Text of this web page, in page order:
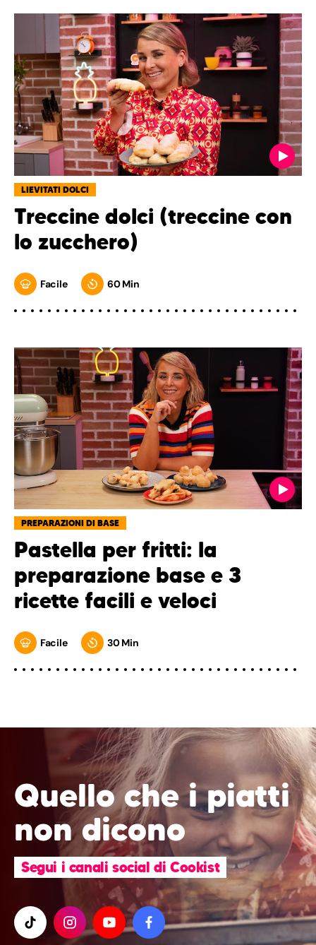
LIEVITATI DOLCI
Treccine dolci (treccine con
lo zucchero)
Facile 60 Min
PREPARAZIONI DI BASE
Pastella per fritti: la
preparazione base e 3
ricette facili e veloci
Facile 30 Min
Quello che i piatti
non dicono
Segui i canali social di Cookist